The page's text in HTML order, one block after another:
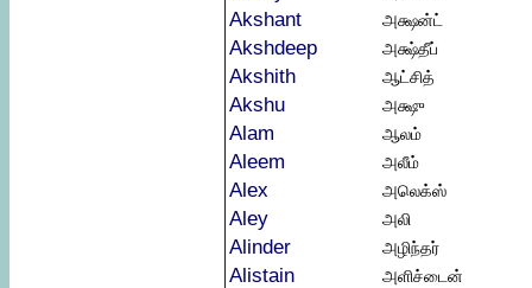
Akshant அக்ஷன்ட்
Akshdeep அக்ஷ்தீப்
Akshith ஆட்சித்
Akshu அக்ஷு
Alam ஆலம்
Aleem அலீம்
Alex அலெக்ஸ்
Aley அலி
Alinder அழிந்தர்
Alistain அளிச்டைன்